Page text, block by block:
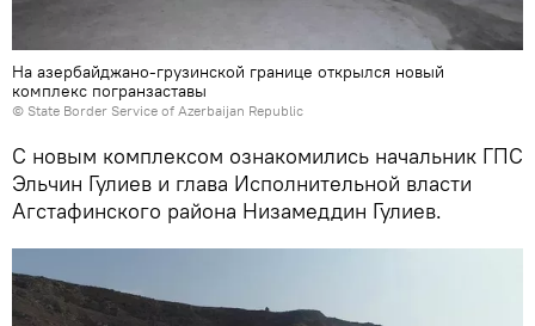
На азербайджано-грузинской границе открылся новый
комплекс погранзаставы
© State Border Service of Azerbaijan Republic
С новым комплексом ознакомились начальник ГПС
Эльчин Гулиев и глава Исполнительной власти
Агстафинского района Низамеддин Гулиев.